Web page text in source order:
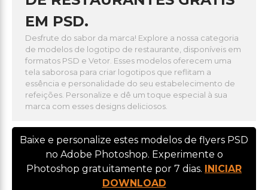
EM PSD.
Desfrute do sabor da marca! Explore a nossa categoria
de modelos de logotipo de restaurante, disponíveis em
formatos PSD e Vetor. Esses modelos oferecem uma
tela saborosa para criar logotipos que reflitam a
essência e personalidade do seu estabelecimento de
refeições. Personalize e dê um toque especial à sua
marca com esses designs deliciosos.
Baixe e personalize estes modelos de flyers PSD
no Adobe Photoshop. Experimente o
Photoshop gratuitamente por 7 dias. INICIAR
DOWNLOAD